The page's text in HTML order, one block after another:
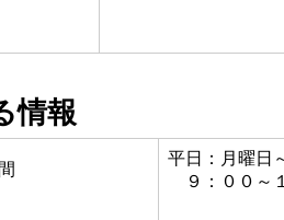
情報
平日：月曜日
９：００～